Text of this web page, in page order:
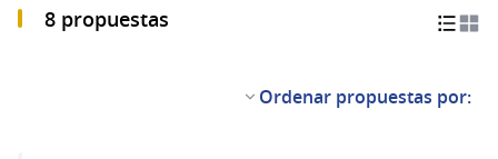
8 propuestas
Ordenar propuestas por: